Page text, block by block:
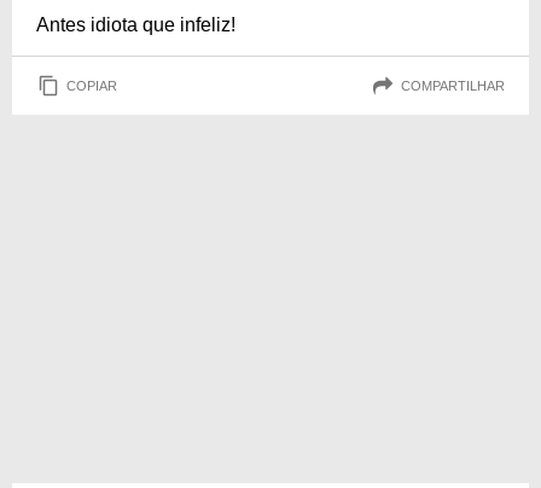
Antes idiota que infeliz!
COPIAR COMPARTILHAR